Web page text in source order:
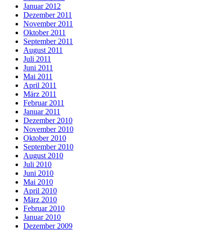
Januar 2012
Dezember 2011
November 2011
Oktober 2011
September 2011
August 2011
Juli 2011
Juni 2011
Mai 2011
April 2011
März 2011
Februar 2011
Januar 2011
Dezember 2010
November 2010
Oktober 2010
September 2010
August 2010
Juli 2010
Juni 2010
Mai 2010
April 2010
März 2010
Februar 2010
Januar 2010
Dezember 2009